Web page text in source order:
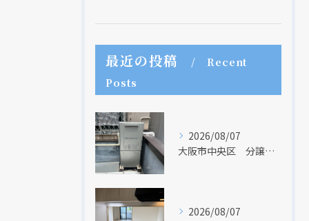
最近の投稿
Recent
Posts
2026/08/07
大阪市中央区 分譲マンションの給湯器取替リフォーム工事 UV除菌機能搭載給湯器
2026/08/07